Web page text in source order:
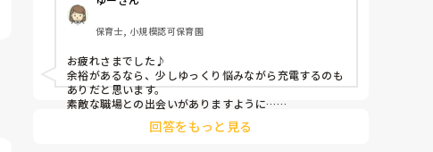
迷ってしまいますが😅
保育士, 小規模認可保育園
お疲れさまでした♪
余裕があるなら、少しゆっくり悩みながら充電するのも
ありだと思います。
素敵な職場との出会いがありますように…
やりたいことがたくさんあってうらやましいです！
回答をもっと見る